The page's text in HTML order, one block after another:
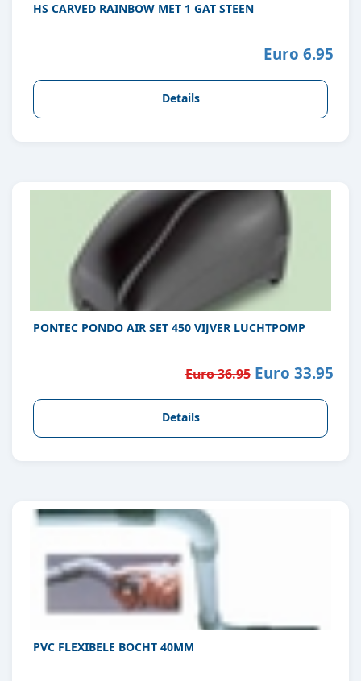
HS CARVED RAINBOW MET 1 GAT STEEN
Euro 6.95
Details
PONTEC PONDO AIR SET 450 VIJVER LUCHTPOMP
Euro 36.95Euro 33.95
Details
PVC FLEXIBELE BOCHT 40MM